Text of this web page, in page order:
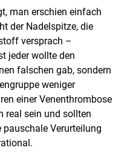
man erschien einfach
der Nadelspitze, die
versprach –
jeder wollte den
falschen gab, sondern
weniger
einer Venenthrombose
real sein und sollten
Verurteilung